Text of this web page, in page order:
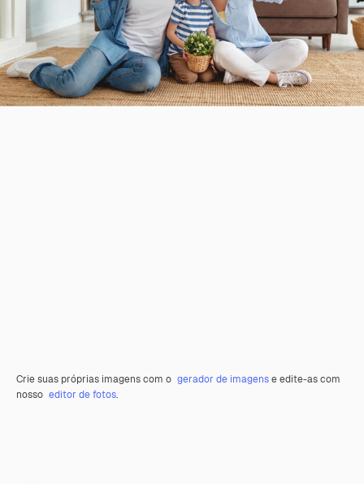
Crie suas próprias imagens com o gerador de imagense edite-as com
nosso editor de fotos.